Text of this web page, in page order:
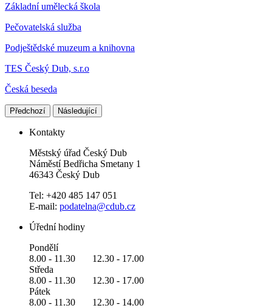
Základní umělecká škola
Pečovatelská služba
Podještědské muzeum a knihovna
TES Český Dub, s.r.o
Česká beseda
Předchozí Následující
Kontakty
Městský úřad Český Dub
Náměstí Bedřicha Smetany 1
46343 Český Dub
Tel: +420 485 147 051
E-mail: podatelna@cdub.cz
Úřední hodiny
Pondělí
8.00 - 11.30 12.30 - 17.00
Středa
8.00 - 11.30 12.30 - 17.00
Pátek
8.00 - 11.30 12.30 - 14.00